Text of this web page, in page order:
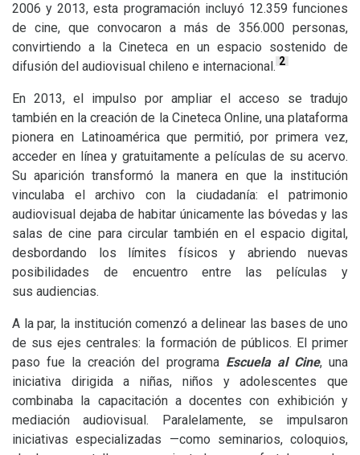
2006 y 2013, esta programación incluyó 12.359 funciones
de cine, que convocaron a más de 356.000 personas,
convirtiendo a la Cineteca en un espacio sostenido de
difusión del audiovisual chileno e internacional. 2
En 2013, el impulso por ampliar el acceso se tradujo
también en la creación de la Cineteca Online, una plataforma
pionera en Latinoamérica que permitió, por primera vez,
acceder en línea y gratuitamente a películas de su acervo.
Su aparición transformó la manera en que la institución
vinculaba el archivo con la ciudadanía: el patrimonio
audiovisual dejaba de habitar únicamente las bóvedas y las
salas de cine para circular también en el espacio digital,
desbordando los límites físicos y abriendo nuevas
posibilidades de encuentro entre las películas y
sus audiencias.
A la par, la institución comenzó a delinear las bases de uno
de sus ejes centrales: la formación de públicos. El primer
paso fue la creación del programa Escuela al Cine, una
iniciativa dirigida a niñas, niños y adolescentes que
combinaba la capacitación a docentes con exhibición y
mediación audiovisual. Paralelamente, se impulsaron
iniciativas especializadas —como seminarios, coloquios,